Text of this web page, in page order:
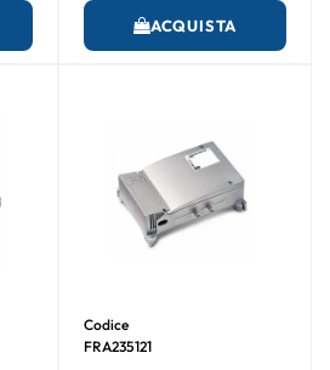
ACQUISTA
Codice
FRA235121